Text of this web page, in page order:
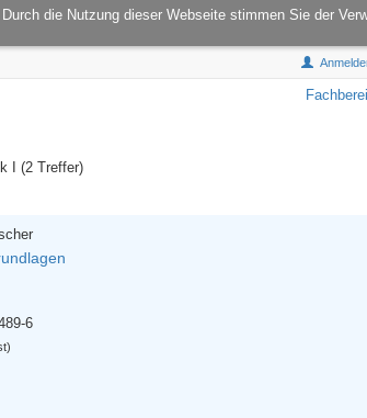
die Nutzung dieser Webseite stimmen Sie der
S1|03 E-Mail:info@tu-books.de
I (2 Treffer)
6